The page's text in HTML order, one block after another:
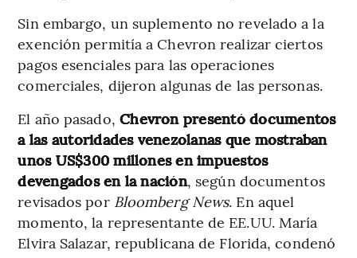
Sin embargo, un suplemento no revelado a la
exención permitía a Chevron realizar ciertos
pagos esenciales para las operaciones
comerciales, dijeron algunas de las personas.
El año pasado, Chevron presentó documentos
a las autoridades venezolanas que mostraban
unos US$300 millones en impuestos
devengados en la nación, según documentos
revisados por Bloomberg News. En aquel
momento, la representante de EE.UU. María
Elvira Salazar, republicana de Florida, condenó